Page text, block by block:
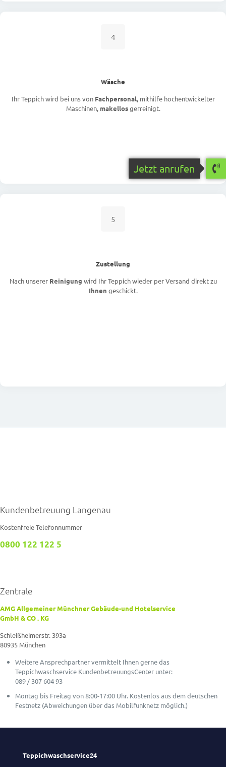
4
Wäsche
Ihr Teppich wird bei uns von Fachpersonal, mithilfe hochentwickelter
Maschinen, makellosgerreinigt.
5
Zustellung
Nach unserer Reinigung wird Ihr Teppich wieder per Versand direkt zu
Ihnen geschickt.
Kundenbetreuung Langenau
Kostenfreie Telefonnummer
0800 122 122 5
Zentrale
AMG Allgemeiner Münchner Gebäude-und Hotelservice
GmbH & CO . KG
Schleißheimerstr. 393a
80935 München
Weitere Ansprechpartner vermittelt Ihnen gerne das
Teppichwaschservice KundenbetreuungsCenter unter:
089 / 307 604 93
Montag bis Freitag von 8:00-17:00 Uhr. Kostenlos aus dem deutschen
Festnetz (Abweichungen über das Mobilfunknetz möglich.)
Teppichwaschservice24
Jetzt anrufen